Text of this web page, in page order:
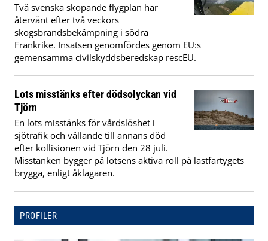
Två svenska skopande flygplan har
återvänt efter två veckors
skogsbrandsbekämpning i södra
Frankrike. Insatsen genomfördes genom EU:s
gemensamma civilskyddsberedskap rescEU.
Lots misstänks efter dödsolyckan vid
Tjörn
En lots misstänks för vårdslöshet i
sjötrafik och vållande till annans död
efter kollisionen vid Tjörn den 28 juli.
Misstanken bygger på lotsens aktiva roll på lastfartygets
brygga, enligt åklagaren.
PROFILER